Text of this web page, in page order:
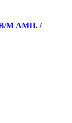
М АМП. /